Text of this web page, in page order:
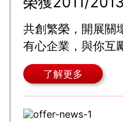
共創繁榮，開展關
有心企業，與你互
了解更多